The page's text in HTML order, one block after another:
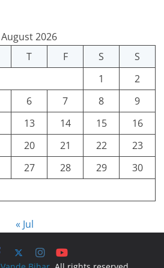
August 2026
T F S
S
1
2
6 7 8
9
13 14 15
16
20 21 22
23
27 28 29
30
« Jul